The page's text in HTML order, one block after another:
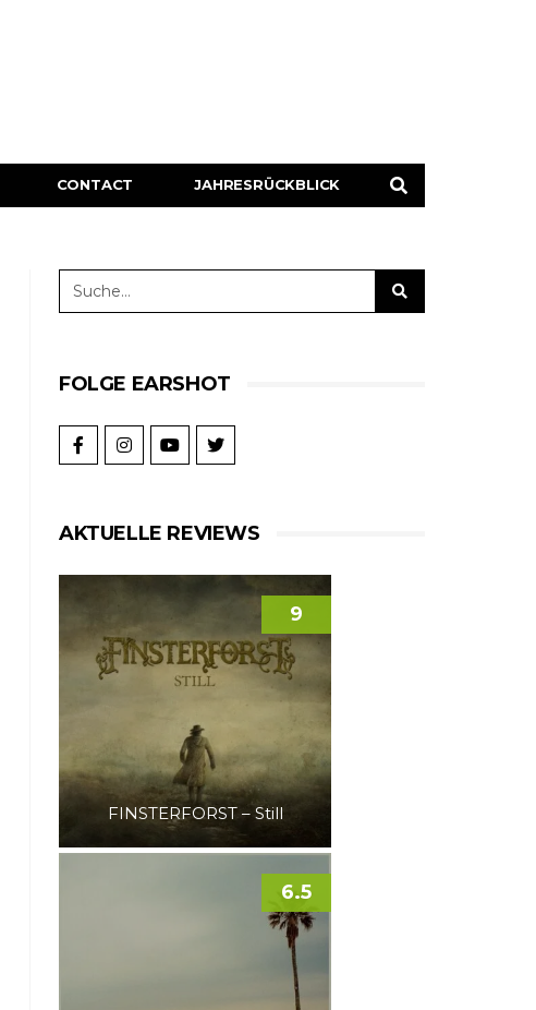
CONTACT JAHRESRÜCKBLICK
FOLGE EARSHOT
AKTUELLE REVIEWS
FINSTERFORST – Still
9
6.5